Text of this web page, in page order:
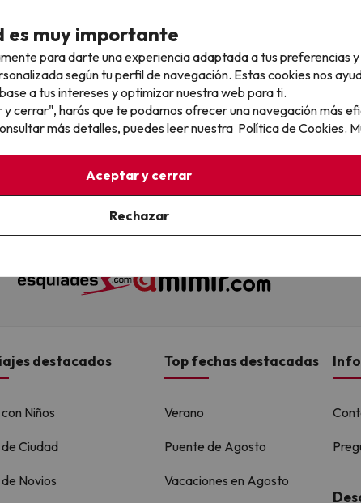
estar de acuerdo con laPolítica de Privacidad
(la web líder de viajes a la nieve en España) y
disponibles para reservar y viajar por todo el mundo.
destacados
Niños
Ciudad
Novios
Top fechas destacadas
Verano
Puente de Agosto
Vacaciones en Agosto
es muy importante
para darte una experiencia adaptada a tus preferencias
según tu perfil de navegación. Estas cookies nos
a tus intereses y optimizar nuestra web para ti.
cerrar", harás que te podamos ofrecer una navegación más
más detalles, puedes leer nuestra Política de Cookies.
Aceptar y cerrar
Rechazar